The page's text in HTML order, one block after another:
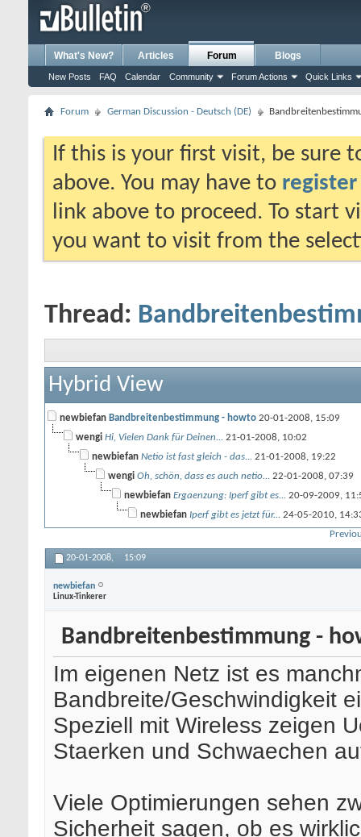
What's New? Articles Forum
New Posts FAQ Calendar Community Forum Actions Quick Links
Blogs
Forum German Discussion - Deutsch (DE)
If this is your first visit, be sure
above. You may have to register
link above to proceed. To start
you want to visit from the
Thread:
Hybrid View
newbiefan Bandbreitenbestimmung - howto 20-01-2008, 15:09
wengi Hi, Vielen Dank für Deinen... 21-01-2008, 10:02
newbiefan Netio ist fast gleich - das... 21-01-2008, 19:22
wengi Oh, schön, dass es auch netio... 22-01-2008, 07:39
newbiefan Ergaenzung: Iperf gibt es... 20-09-2009,
newbiefan Iperf gibt es jetzt für... 24-05-2010,
20-01-2008, 15:09
newbiefan
Linux-Tinkerer
Bandbreitenbestimmung -
Im eigenen Netz ist es
Bandbreite/Geschwindigkeit
Speziell mit Wireless zeigen
Staerken und Schwaechen
Viele Optimierungen sehen
Sicherheit sagen, ob es